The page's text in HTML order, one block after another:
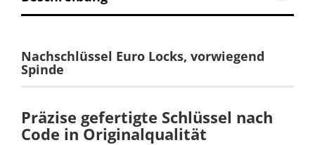
Nachschlüssel Euro Locks, vorwiegend
Spinde
Präzise gefertigte Schlüssel nach
Code in Originalqualität